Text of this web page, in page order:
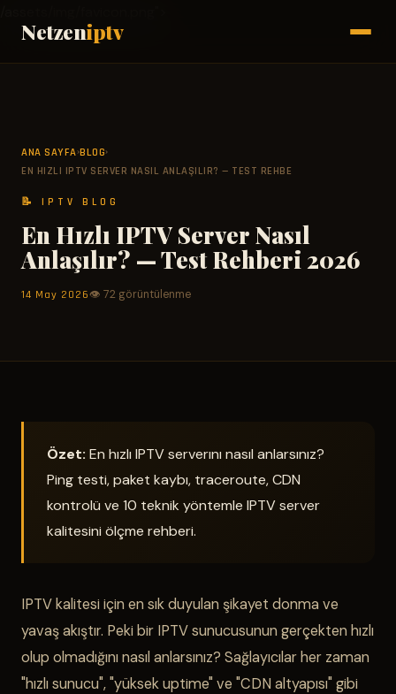
Netzeniptv
ANA SAYFA›BLOG›
EN HIZLI IPTV SERVER NASIL ANLAŞILIR? — TEST REHBE
📝 IPTV BLOG
En Hızlı IPTV Server Nasıl
Anlaşılır? — Test Rehberi 2026
14 May 2026👁 72 görüntülenme
Özet: En hızlı IPTV serverını nasıl anlarsınız?
Ping testi, paket kaybı, traceroute, CDN
kontrolü ve 10 teknik yöntemle IPTV server
kalitesini ölçme rehberi.
IPTV kalitesi için en sık duyulan şikayet donma ve
yavaş akıştır. Peki bir IPTV sunucusunun gerçekten hızlı
olup olmadığını nasıl anlarsınız? Sağlayıcılar her zaman
"hızlı sunucu", "yüksek uptime" ve "CDN altyapısı" gibi